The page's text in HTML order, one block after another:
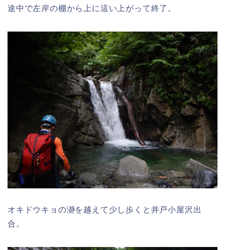
途中で左岸の棚から上に這い上がって終了。
オキドウキョの瀞を越えて少し歩くと井戸小屋沢出
合。